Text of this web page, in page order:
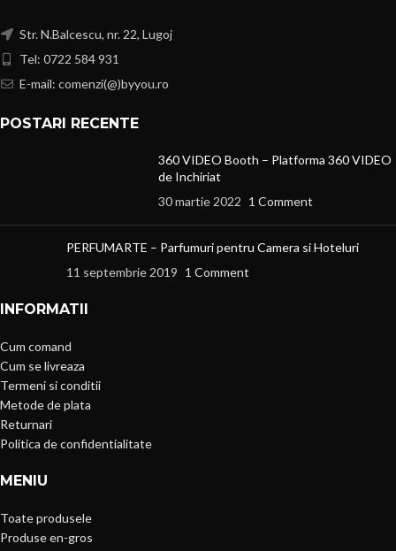
Str. N.Balcescu, nr. 22, Lugoj
Tel: 0722 584 931
E-mail: comenzi(@)byyou.ro
POSTARI RECENTE
360 VIDEO Booth – Platforma 360 VIDEO
de Inchiriat
30 martie 2022 1 Comment
PERFUMARTE – Parfumuri pentru Camera si Hoteluri
11 septembrie 2019 1 Comment
INFORMATII
Cum comand
Cum se livreaza
Termeni si conditii
Metode de plata
Returnari
Politica de confidentialitate
MENIU
Toate produsele
Produse en-gros